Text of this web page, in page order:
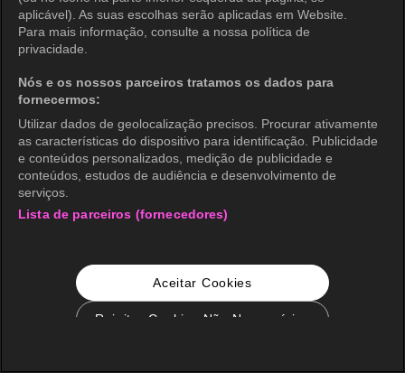
aplicável). As suas escolhas serão aplicadas em Website.
Para mais informação, consulte a nossa política de
privacidade.
Nós e os nossos parceiros tratamos os dados para
fornecermos:
Utilizar dados de geolocalização precisos. Procurar ativamente
as características do dispositivo para identificação. Publicidade
e conteúdos personalizados, medição de publicidade e
conteúdos, estudos de audiência e desenvolvimento de
serviços.
Lista de parceiros (fornecedores)
Aceitar Cookies
Rejeitar Cookies Não Necessários